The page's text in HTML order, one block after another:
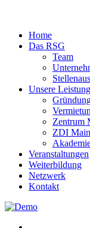
Home
Das RSG
Team
Unsere
Zentrum
ZDI
Veranstaltungen
Weiterbildung
Netzwerk
Kontakt